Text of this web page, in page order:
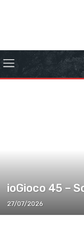
ioGioco 45 –
27/07/2026